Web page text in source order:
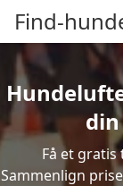
Find-
Få et
Sammenlign